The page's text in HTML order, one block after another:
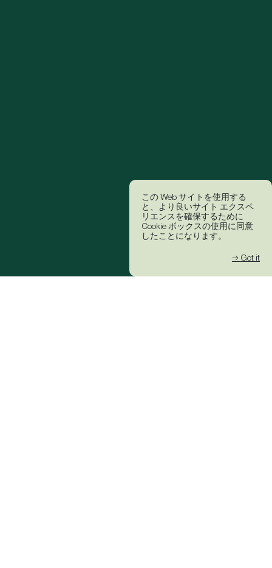
この Web サイトを使用する
と、より良いサイト エクスペ
リエンスを確保するために
Cookie ボックスの使用に同意
したことになります。
→ Got it